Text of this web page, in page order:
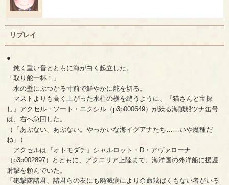
リプレイ
●
鈍く重い音とともに海が白く起立した。
「取り舵一杯！」
水の壁にぶつかる寸前で鮮やかに舵を切る。
マストよりも高く上がった水柱の横を縫うように、『猫さんと宝探
し』アクセル・ソート・エクシル（p3p000649）が繰る海賊船ツナ缶号
は、右へ急回した。
（「あぶない、あぶない。やっかいな海イグアナたち……いや魔種だ
ね」）
アクセルは『オトモダチ』シャルロット・D・アヴァローナ
（p3p002897）とともに、アクエリア上陸まで、海洋国の外洋船に援護
射撃を頼んでいた。
「砲撃隊諸君、諸君らの友にも廃滅病により余命幾ばくもない者がいる